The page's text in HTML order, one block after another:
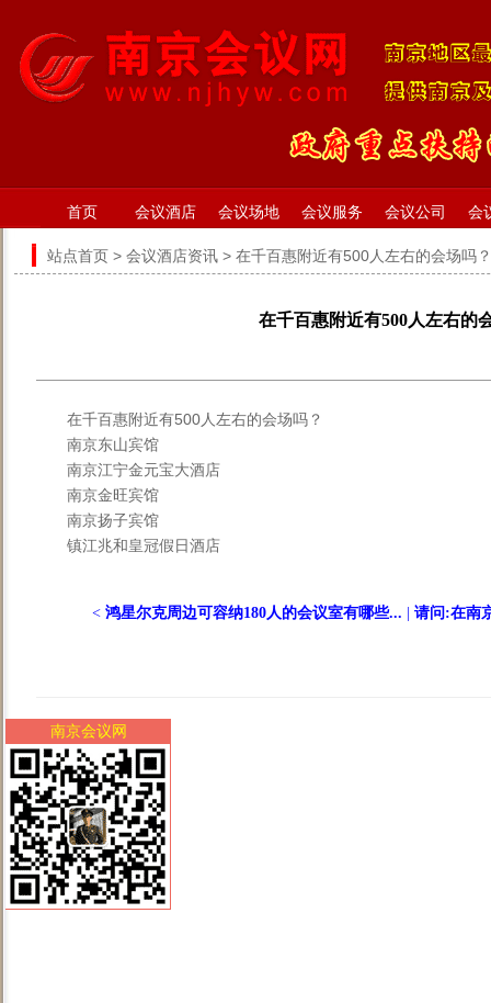
首页 会议酒店 会议场地 会议服务 会议公司 会
站点首页 > 会议酒店资讯 > 在千百惠附近有500人左右的会场吗？
在千百惠附近有500人左右的
在千百惠附近有500人左右的会场吗？
南京东山宾馆
南京江宁金元宝大酒店
南京金旺宾馆
南京扬子宾馆
镇江兆和皇冠假日酒店
< 鸿星尔克周边可容纳180人的会议室有哪些... 请问:在南
南京会议网